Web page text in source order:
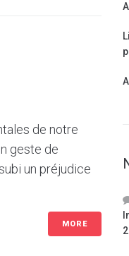
de notre
geste de
un préjudice
MORE